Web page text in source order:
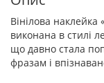
Вінілова наклейка
виконана в стилі
що давно стала
фразам і